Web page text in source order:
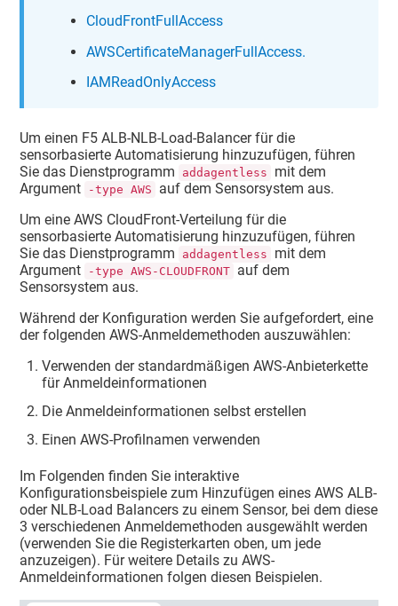
CloudFrontFullAccess
AWSCertificateManagerFullAccess.
IAMReadOnlyAccess
Um einen F5 ALB-NLB-Load-Balancer für die
sensorbasierte Automatisierung hinzuzufügen, führen
Sie das Dienstprogramm
addagentless
mit dem
Argument
-type AWS
auf dem Sensorsystem aus.
Um eine AWS CloudFront-Verteilung für die
sensorbasierte Automatisierung hinzuzufügen, führen
Sie das Dienstprogramm
addagentless
mit dem
Argument
-type AWS-CLOUDFRONT auf dem
Sensorsystem aus.
Während der Konfiguration werden Sie aufgefordert, eine
der folgenden AWS-Anmeldemethoden auszuwählen:
Verwenden der standardmäßigen AWS-Anbieterkette
für Anmeldeinformationen
Die Anmeldeinformationen selbst erstellen
Einen AWS-Profilnamen verwenden
Im Folgenden finden Sie interaktive
Konfigurationsbeispiele zum Hinzufügen eines AWS ALB-
oder NLB-Load Balancers zu einem Sensor, bei dem diese
3 verschiedenen Anmeldemethoden ausgewählt werden
(verwenden Sie die Registerkarten oben, um jede
anzuzeigen). Für weitere Details zu AWS-
Anmeldeinformationen folgen diesen Beispielen.